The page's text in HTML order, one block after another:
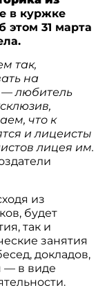
в куржке
этом 31 марта
так,
на
— любитель
что к
и лицеисты
лицея им.
из
будет
так и
занятия
докладов,
— в виде